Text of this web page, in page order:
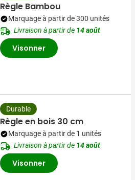
Règle Bambou
Marquage à partir de 300 unités
Livraison à partir de 14 août
Visonner
Durable
Règle en bois 30 cm
Marquage à partir de 1 unités
Livraison à partir de 14 août
Visonner